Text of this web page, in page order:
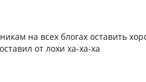
на всех блогах оставить
от лохи ха-ха-ха